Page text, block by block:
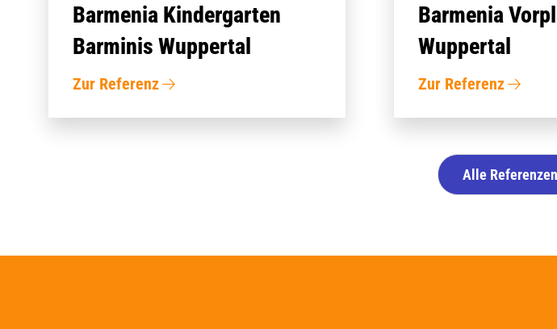
Barmenia Kindergarten
Barminis Wuppertal
Zur Referenz
Barmenia
Wuppertal
Zur Referenz
Alle